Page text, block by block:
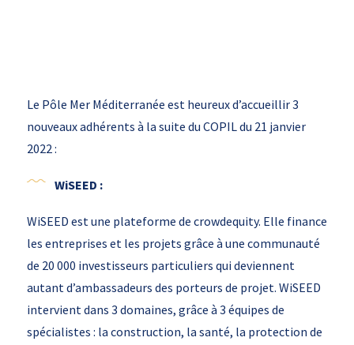
Le Pôle Mer Méditerranée est heureux d’accueillir 3
nouveaux adhérents à la suite du COPIL du 21 janvier
2022 :
WiSEED :
WiSEED est une plateforme de crowdequity. Elle finance
les entreprises et les projets grâce à une communauté
de 20 000 investisseurs particuliers qui deviennent
autant d’ambassadeurs des porteurs de projet. WiSEED
intervient dans 3 domaines, grâce à 3 équipes de
spécialistes : la construction, la santé, la protection de